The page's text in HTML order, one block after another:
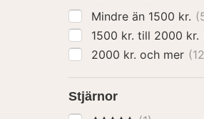
Mindre än 1500 kr.
1500 kr. till 2000 kr.
2000 kr. och mer
Stjärnor